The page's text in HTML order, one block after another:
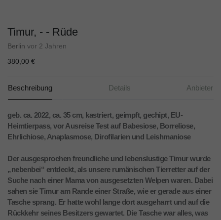
Timur, - - Rüde
Berlin vor 2 Jahren
380,00 €
Beschreibung Details Anbieter
geb. ca. 2022, ca. 35 cm, kastriert, geimpft, gechipt, EU-
Heimtierpass, vor Ausreise Test auf Babesiose, Borreliose,
Ehrlichiose, Anaplasmose, Dirofilarien und Leishmaniose
Der ausgesprochen freundliche und lebenslustige Timur wurde
„nebenbei“ entdeckt, als unsere rumänischen Tierretter auf der
Suche nach einer Mama von ausgesetzten Welpen waren. Dabei
sahen sie Timur am Rande einer Straße, wie er gerade aus einer
Tasche sprang. Er hatte wohl lange dort ausgeharrt und auf die
Rückkehr seines Besitzers gewartet. Die Tasche war alles, was